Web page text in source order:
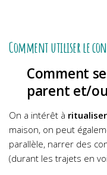
Comment utiliser le
Comment
parent et/
On a intérêt à ritualiser
maison, on peut
parallèle, narrer des
(durant les trajets en